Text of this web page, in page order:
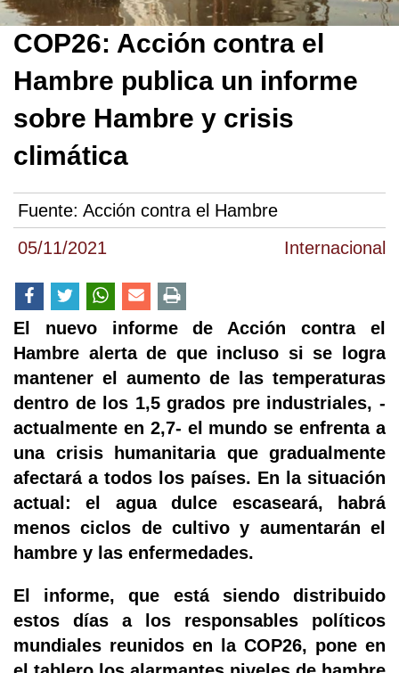
05/11/2021 Internacional
COP26: Acción contra el
Hambre publica un informe
sobre Hambre y crisis
climática
Fuente: Acción contra el Hambre
El nuevo informe de Acción contra el
Hambre alerta de que incluso si se logra
mantener el aumento de las temperaturas
dentro de los 1,5 grados pre industriales, -
actualmente en 2,7- el mundo se enfrenta a
una crisis humanitaria que gradualmente
afectará a todos los países. En la situación
actual: el agua dulce escaseará, habrá
menos ciclos de cultivo y aumentarán el
hambre y las enfermedades.
El informe, que está siendo distribuido
estos días a los responsables políticos
mundiales reunidos en la COP26, pone en